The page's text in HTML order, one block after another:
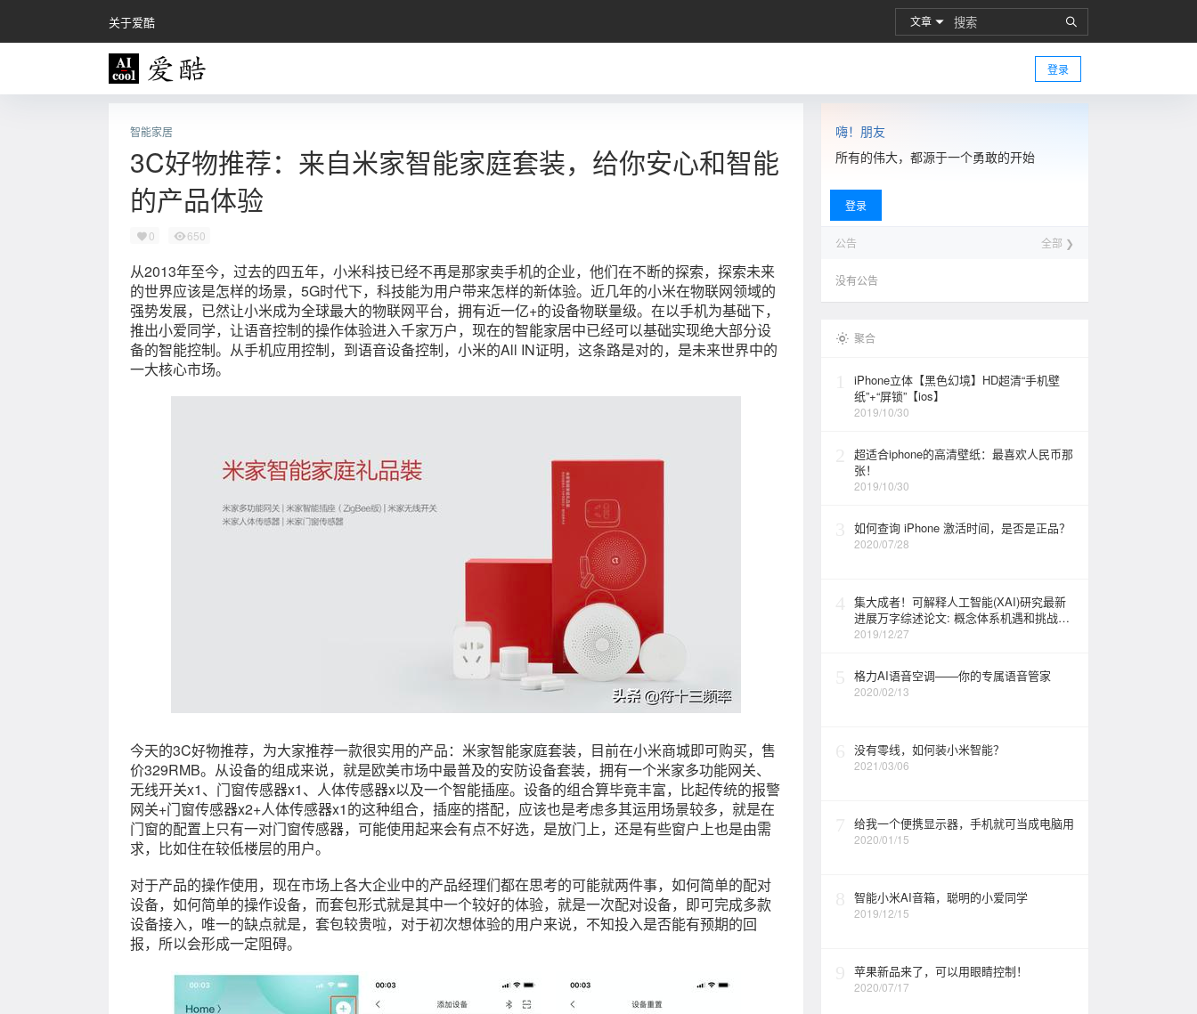
关于爱酷 文章
登录
智能家居
3C好物推荐：来自米家智能家庭套装，给你安心和智能
的产品体验
0 650
从2013年至今，过去的四五年，小米科技已经不再是那家卖手机的企业，他们在不断的探索，探索未来
的世界应该是怎样的场景，5G时代下，科技能为用户带来怎样的新体验。近几年的小米在物联网领域的
强势发展，已然让小米成为全球最大的物联网平台，拥有近一亿+的设备物联量级。在以手机为基础下，
推出小爱同学，让语音控制的操作体验进入千家万户，现在的智能家居中已经可以基础实现绝大部分设
备的智能控制。从手机应用控制，到语音设备控制，小米的All IN证明，这条路是对的，是未来世界中的
一大核心市场。
今天的3C好物推荐，为大家推荐一款很实用的产品：米家智能家庭套装，目前在小米商城即可购买，售
价329RMB。从设备的组成来说，就是欧美市场中最普及的安防设备套装，拥有一个米家多功能网关、
无线开关x1、门窗传感器x1、人体传感器x以及一个智能插座。设备的组合算毕竟丰富，比起传统的报警
网关+门窗传感器x2+人体传感器x1的这种组合，插座的搭配，应该也是考虑多其运用场景较多，就是在
门窗的配置上只有一对门窗传感器，可能使用起来会有点不好选，是放门上，还是有些窗户上也是由需
求，比如住在较低楼层的用户。
对于产品的操作使用，现在市场上各大企业中的产品经理们都在思考的可能就两件事，如何简单的配对
设备，如何简单的操作设备，而套包形式就是其中一个较好的体验，就是一次配对设备，即可完成多款
设备接入，唯一的缺点就是，套包较贵啦，对于初次想体验的用户来说，不知投入是否能有预期的回
报，所以会形成一定阻碍。
嗨！朋友
所有的伟大，都源于一个勇敢的开始
登录
公告 全部 ❯
没有公告
聚合
iPhone立体【黑色幻境】HD超清“手机壁
纸”+“屏锁”【ios】
2019/10/30
超适合iphone的高清壁纸：最喜欢人民币那
张！
2019/10/30
如何查询 iPhone 激活时间，是否是正品？
2020/07/28
集大成者！可解释人工智能(XAI)研究最新
进展万字综述论文: 概念体系机遇和挑战—
构建负责任的人工智能
2019/12/27
格力AI语音空调——你的专属语音管家
2020/02/13
没有零线，如何装小米智能？
2021/03/06
给我一个便携显示器，手机就可当成电脑用
2020/01/15
智能小米AI音箱，聪明的小爱同学
2019/12/15
苹果新品来了，可以用眼睛控制！
2020/07/17